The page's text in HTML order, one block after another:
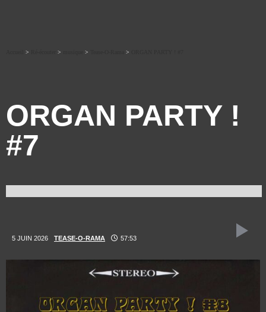
> > > >
ORGAN PARTY !
#7
5 JUIN 2026 TEASE-O-RAMA 57:53